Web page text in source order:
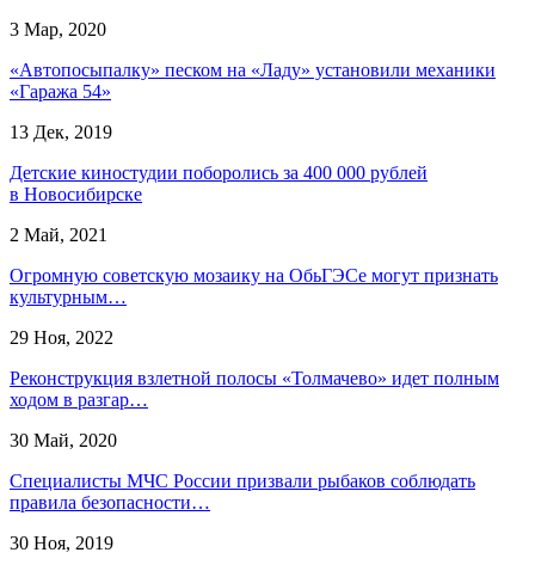
3 Мар, 2020
«Автопосыпалку» песком на «Ладу» установили механики
«Гаража 54»
13 Дек, 2019
Детские киностудии поборолись за 400 000 рублей
в Новосибирске
2 Май, 2021
Огромную советскую мозаику на ОбьГЭСе могут признать
культурным…
29 Ноя, 2022
Реконструкция взлетной полосы «Толмачево» идет полным
ходом в разгар…
30 Май, 2020
Специалисты МЧС России призвали рыбаков соблюдать
правила безопасности…
30 Ноя, 2019